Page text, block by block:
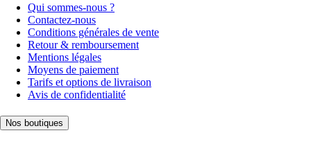
Qui sommes-nous ?
Contactez-nous
Conditions générales de vente
Retour & remboursement
Mentions légales
Moyens de paiement
Tarifs et options de livraison
Avis de confidentialité
Nos boutiques